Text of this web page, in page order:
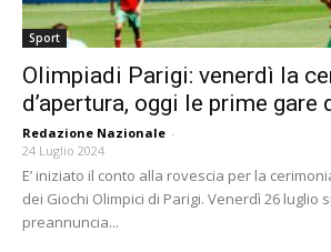
Sport
Olimpiadi Parigi: venerdì la
d’apertura, oggi le prime gare
Redazione Nazionale -
24 Luglio 2024
E’ iniziato il conto alla rovescia per la
dei Giochi Olimpici di Parigi. Venerdì 26 luglio
preannuncia...